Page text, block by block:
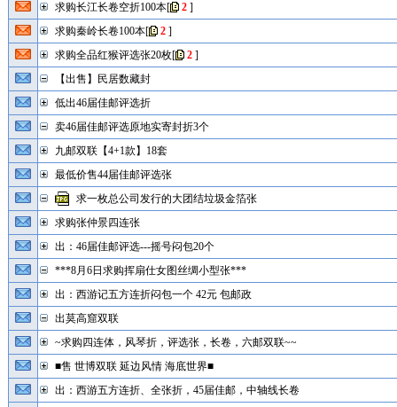
求购长江长卷空折100本[ 2]
求购秦岭长卷100本[ 2]
求购全品红猴评选张20枚[ 2]
【出售】民居数藏封
低出46届佳邮评选折
卖46届佳邮评选原地实寄封折3个
九邮双联【4+1款】18套
最低价售44届佳邮评选张
求一枚总公司发行的大团结垃圾金箔张
求购张仲景四连张
出：46届佳邮评选---摇号闷包20个
***8月6日求购挥扇仕女图丝绸小型张***
出：西游记五方连折闷包一个 42元 包邮政
出莫高窟双联
~求购四连体，风琴折，评选张，长卷，六邮双联~~
■售 世博双联 延边风情 海底世界■
出：西游五方连折、全张折，45届佳邮，中轴线长卷